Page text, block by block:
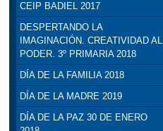
CEIP BADIEL 2017
DESPERTANDO LA
IMAGINACIÓN. CREATIVIDAD AL
PODER. 3º PRIMARIA 2018
DÍA DE LA FAMILIA 2018
DÍA DE LA MADRE 2019
DÍA DE LA PAZ 30 DE ENERO